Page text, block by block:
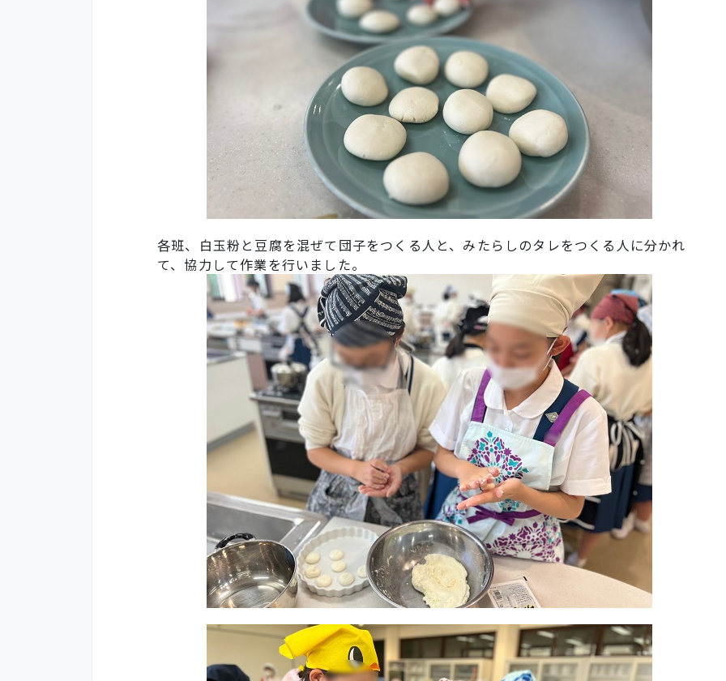
各班、白玉粉と豆腐を混ぜて団子をつくる人と、みたらしのタレをつくる人に分かれ
て、協力して作業を行いました。